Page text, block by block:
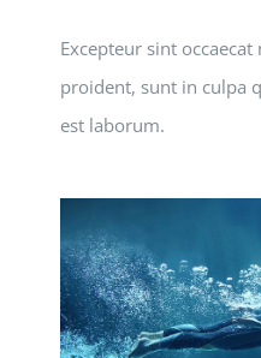
Excepteur sint
proident, sunt in culpa
est laborum.